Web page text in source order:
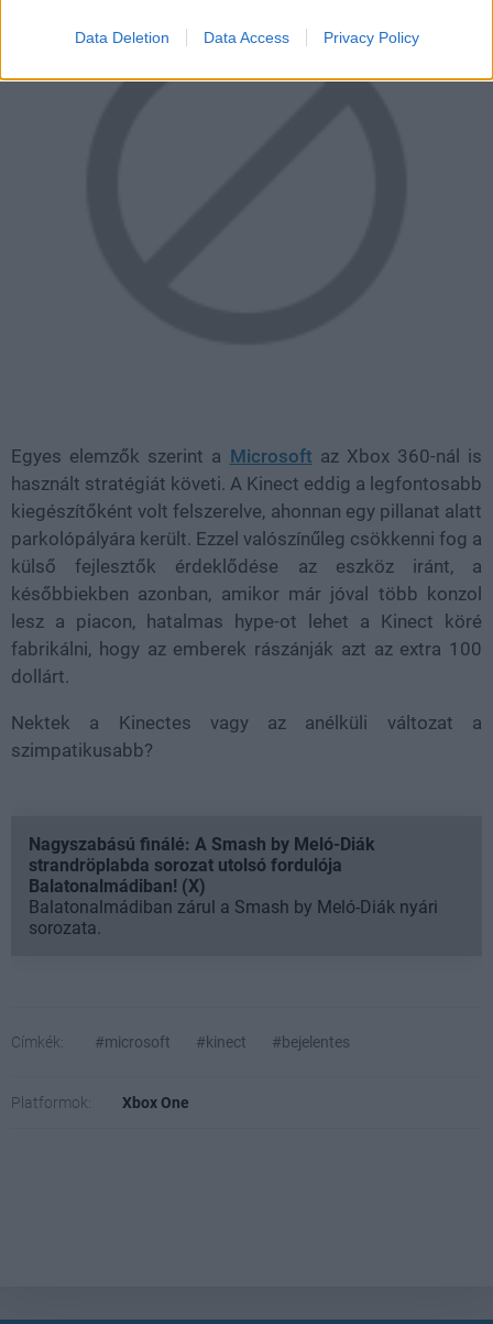
Data Deletion Data Access Privacy Policy
Egyes elemzők szerint a Microsoft az Xbox 360-nál is
használt stratégiát követi. A Kinect eddig a legfontosabb
kiegészítőként volt felszerelve, ahonnan egy pillanat alatt
parkolópályára került. Ezzel valószínűleg csökkenni fog a
külső fejlesztők érdeklődése az eszköz iránt, a
későbbiekben azonban, amikor már jóval több konzol
lesz a piacon, hatalmas hype-ot lehet a Kinect köré
fabrikálni, hogy az emberek rászánják azt az extra 100
dollárt.
Nektek a Kinectes vagy az anélküli változat a
szimpatikusabb?
Nagyszabású finálé: A Smash by Meló-Diák
strandröplabda sorozat utolsó fordulója
Balatonalmádiban! (X)
Balatonalmádiban zárul a Smash by Meló-Diák nyári
sorozata.
Címkék: #microsoft #kinect #bejelentes
Platformok: Xbox One